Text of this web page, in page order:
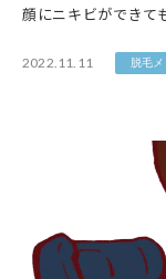
顔にニキビができて
2022.11.11 脱毛